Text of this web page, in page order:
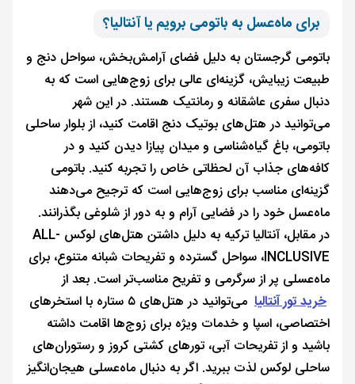
برای ماه‌عسل به باتومی برویم یا آنتالیا؟
باتومی گرجستان به دلیل فضای آرامش‌بخش، سواحل دنج و
طبیعت زیبایش، گزینه‌ای عالی برای زوج‌هایی است که به
دنبال سفری عاشقانه و رمانتیک هستند. در این شهر
می‌توانید در هتل‌های بوتیک دنج اقامت کنید، از بلوار ساحلی
باتومی، باغ گیاه‌شناسی و میدان پیازا دیدن کنید و در
کافه‌های جذاب آن لحظاتی خاص را تجربه کنید. باتومی
گزینه‌ای مناسب برای زوج‌هایی است که ترجیح می‌دهند
ماه‌عسل خود را در فضایی آرام و به دور از شلوغی بگذرانند.
در مقابل، آنتالیا ترکیه به دلیل داشتن هتل‌های لوکس ALL-
INCLUSIVE، سواحل گسترده و تفریحات شبانه متنوع، برای
ماه‌عسلی پر از سرگرمی و تفریح مناسب‌تر است. بعد از
خرید تور آنتالیا
می‌توانید در هتل‌های ۵ ستاره با استخرهای
اختصاصی، اسپا و خدمات ویژه برای زوج‌ها اقامت داشته
باشید و از تفریحات آبی، تورهای کشتی کروز و رستوران‌های
ساحلی لوکس لذت ببرید. اگر به دنبال ماه‌عسلی هیجان‌انگیز